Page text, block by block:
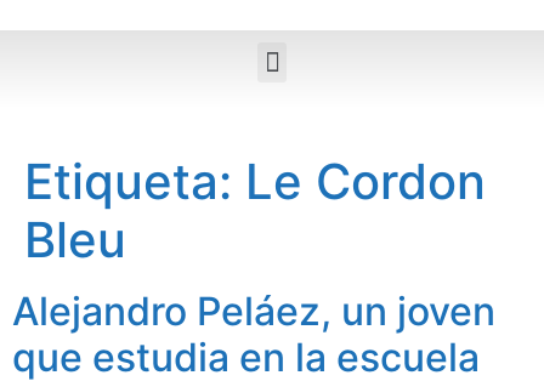
Etiqueta: Le Cordon
Bleu
Alejandro Peláez, un joven
que estudia en la escuela